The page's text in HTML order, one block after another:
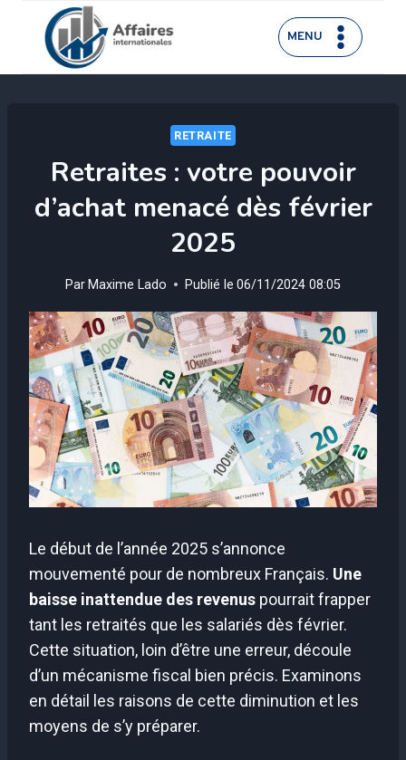
contenu
MENU
RETRAITE
Retraites : votre pouvoir
d’achat menacé dès février
2025
Par Maxime Lado Publié le 06/11/2024 08:05
Le début de l’année 2025 s’annonce
mouvementé pour de nombreux Français. Une
baisse inattendue des revenus pourrait frapper
tant les retraités que les salariés dès février.
Cette situation, loin d’être une erreur, découle
d’un mécanisme fiscal bien précis. Examinons
en détail les raisons de cette diminution et les
moyens de s’y préparer.